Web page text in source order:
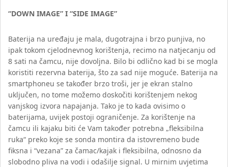
“DOWN IMAGE” I “SIDE IMAGE”
Baterija na uređaju je mala, dugotrajna i brzo punjiva, no
ipak tokom cjelodnevnog korištenja, recimo na natjecanju od
8 sati na čamcu, nije dovoljna. Bilo bi odlično kad bi se mogla
koristiti rezervna baterija, što za sad nije moguće. Baterija na
smartphoneu se također brzo troši, jer je ekran stalno
uključen, no tome možemo doskočiti korištenjem nekog
vanjskog izvora napajanja. Tako je to kada ovisimo o
baterijama, uvijek postoji ograničenje. Za korištenje na
čamcu ili kajaku biti će Vam također potrebna „fleksibilna
ruka“ preko koje se sonda montira da istovremeno bude
fiksna i “vezana” za čamac/kajak i fleksibilna, odnosno da
slobodno pliva na vodi i odašilje signal. U mirnim uvjetima